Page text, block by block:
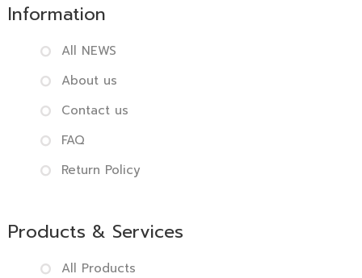
Information
All NEWS
About us
Contact us
FAQ
Return Policy
Products & Services
All Products